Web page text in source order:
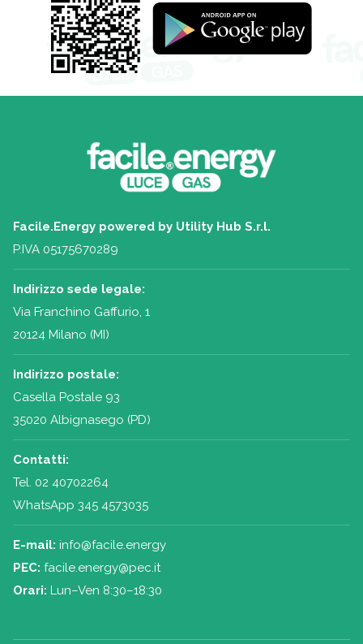
Facile.Energy powered by Utility Hub S.r.l.
P.IVA 05175670289
Indirizzo sede legale:
Via Franchino Gaffurio, 1
20124 Milano (MI)
Indirizzo postale:
Casella Postale 93
35020 Albignasego (PD)
Contatti:
Tel. 02 40702264
WhatsApp 345 4573035
E-mail: info@facile.energy
PEC: facile.energy@pec.it
Orari: Lun–Ven 8:30–18:30